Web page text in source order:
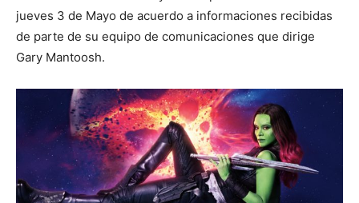
jueves 3 de Mayo de acuerdo a informaciones recibidas
de parte de su equipo de comunicaciones que dirige
Gary Mantoosh.